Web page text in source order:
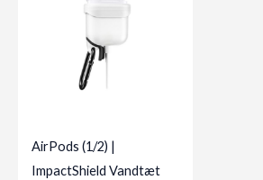
AirPods (1/2) |
ImpactShield Vandtæt